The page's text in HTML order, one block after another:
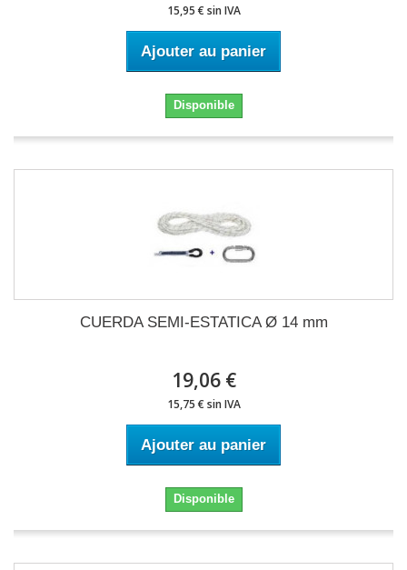
15,95 € sin IVA
Ajouter au panier
Disponible
CUERDA SEMI-ESTATICA Ø 14 mm
19,06 €
15,75 € sin IVA
Ajouter au panier
Disponible